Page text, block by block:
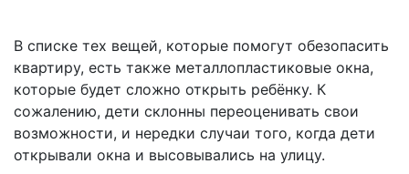
В списке тех вещей, которые помогут обезопасить
квартиру, есть также металлопластиковые окна,
которые будет сложно открыть ребёнку. К
сожалению, дети склонны переоценивать свои
возможности, и нередки случаи того, когда дети
открывали окна и высовывались на улицу.